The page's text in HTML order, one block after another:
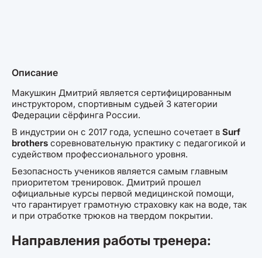
Описание
Макушкин Дмитрий является сертифицированным
инструктором, спортивным судьей 3 категории
Федерации сёрфинга России.
В индустрии он с 2017 года, успешно сочетает в Surf
brothers соревновательную практику с педагогикой и
судейством профессионального уровня.
Безопасность учеников является самым главным
приоритетом тренировок. Дмитрий прошел
официальные курсы первой медицинской помощи,
что гарантирует грамотную страховку как на воде, так
и при отработке трюков на твердом покрытии.
Направления работы тренера: